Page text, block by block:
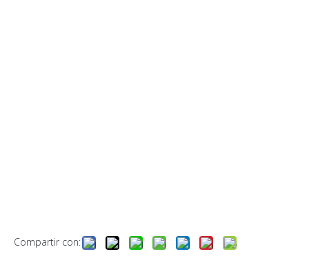
Compartir con: